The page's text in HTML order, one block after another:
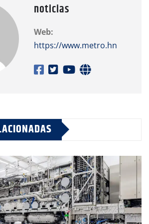
noticias
Web:
https://www.metro.hn